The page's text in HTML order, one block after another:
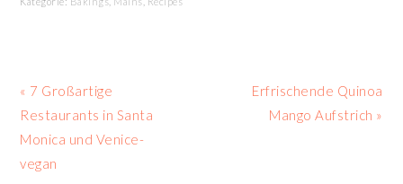
Vorheriger
Beitrag:
« 7 Großartige
Restaurants in Santa
Monica und Venice-
vegan
Nächster
Beitrag:
Erfrischende Quinoa
Mango Aufstrich »